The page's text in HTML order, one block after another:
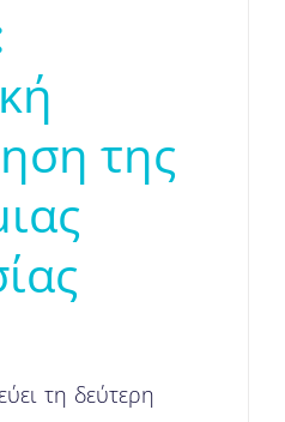
της
τη δεύτερη